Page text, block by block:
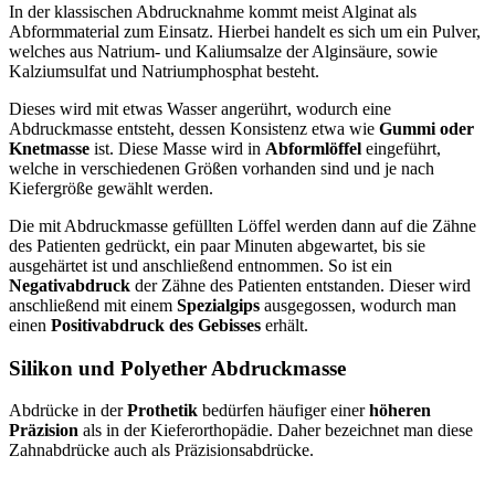
In der klassischen Abdrucknahme kommt meist Alginat als
Abformmaterial zum Einsatz. Hierbei handelt es sich um ein Pulver,
welches aus Natrium- und Kaliumsalze der Alginsäure, sowie
Kalziumsulfat und Natriumphosphat besteht.
Dieses wird mit etwas Wasser angerührt, wodurch eine
Abdruckmasse entsteht, dessen Konsistenz etwa wie Gummi oder
Knetmasse ist. Diese Masse wird in Abformlöffel eingeführt,
welche in verschiedenen Größen vorhanden sind und je nach
Kiefergröße gewählt werden.
Die mit Abdruckmasse gefüllten Löffel werden dann auf die Zähne
des Patienten gedrückt, ein paar Minuten abgewartet, bis sie
ausgehärtet ist und anschließend entnommen. So ist ein
Negativabdruck der Zähne des Patienten entstanden. Dieser wird
anschließend mit einem Spezialgips ausgegossen, wodurch man
einen Positivabdruck des Gebisses erhält.
Silikon und Polyether Abdruckmasse
Abdrücke in derProthetik bedürfen häufiger einerhöheren
Präzision als in der Kieferorthopädie. Daher bezeichnet man diese
Zahnabdrücke auch als Präzisionsabdrücke.